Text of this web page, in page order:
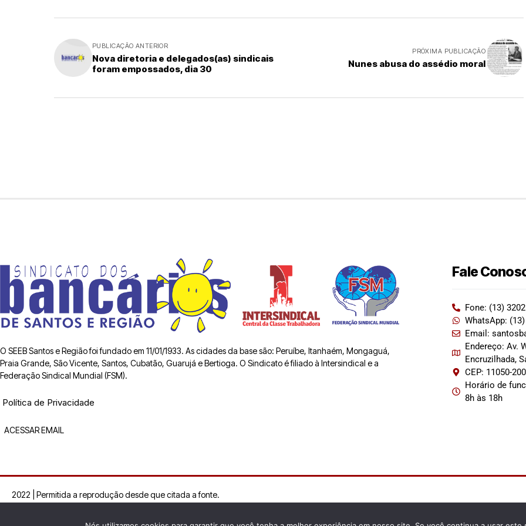
PUBLICAÇÃO ANTERIOR
Nova diretoria e delegados(as) sindicais
foram empossados, dia 30
PRÓXIMA PUBLICAÇÃO
Nunes abusa do assédio moral
O SEEB Santos e Região foi fundado em 11/01/1933. As cidades da base são: Peruíbe, Itanhaém, Mongaguá,
Praia Grande, São Vicente, Santos, Cubatão, Guarujá e Bertioga. O Sindicato é filiado à Intersindical e a
Federação Sindical Mundial (FSM).
Política de Privacidade
ACESSAR EMAIL
Fale
Fone: (13)
WhatsApp:
Email:
Endereço: Av.
Encruzilhada,
CEP: 11050-200
Horário de
8h às 18h
2022 | Permitida a reprodução desde que citada a fonte.